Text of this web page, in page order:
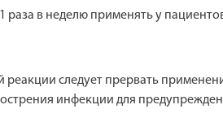
раза в неделю применять у
реакции следует прервать
инфекции для